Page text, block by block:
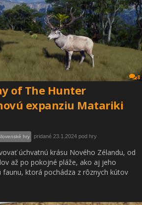
8
of The Hunter
expanziu Matariki
hry pridané 23.1.2024 pod hry
úchvatnú krásu Nového Zélandu, od
až po pokojné pláže, ako aj jeho
faunu, ktorá pochádza z rôznych kútov